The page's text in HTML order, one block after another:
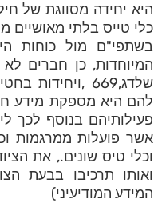
היא יחידה מסווגת של
כלי טייס בלתי מאושיים
בשתפי"ם מול כוחות
המיוחדות, כן חברים
שלדג,669
להם היא מספקת מידע
פעילותיהם בנוסף לכך
אשר פועלות ממרגמות
וכלי טיס שונים., את
ואותו תרכיבו בבעת
המידע המודיעיני)